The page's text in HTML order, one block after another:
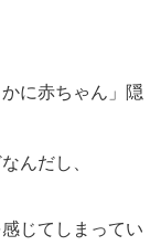
に赤ちゃん」隠
んだし、
じてしまってい